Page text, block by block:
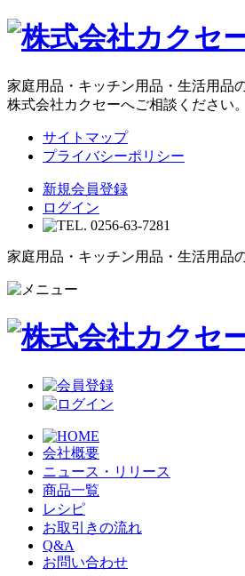
家庭用品・キッチン用品・生活用品
株式会社カクセーへご相談ください。
サイトマップ
プライバシーポリシー
新規会員登録
ログイン
家庭用品・キッチン用品・生活用品
会社概要
ニュース・リリース
商品一覧
レシピ
お取引きの流れ
Q&A
お問い合わせ